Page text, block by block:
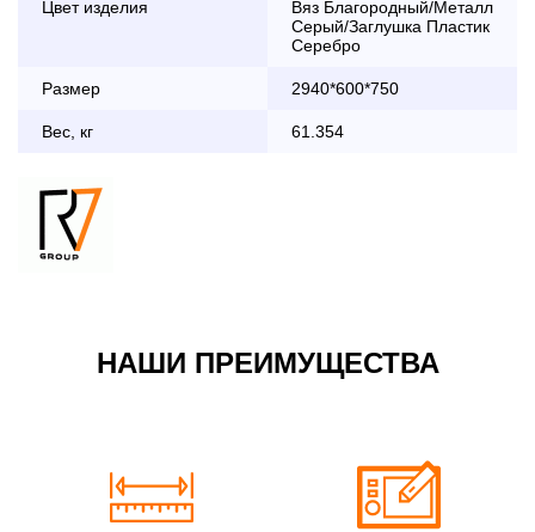
Цвет изделия
Вяз Благородный/Металл
Серый/Заглушка Пластик
Серебро
Размер 2940*600*750
Вес, кг 61.354
дни с 8:30 до 18:00
2 000 руб.
Доставка по Московской области с 8:30 до 18:00
До 90 000 руб.
НАШИ ПРЕИМУЩЕСТВА